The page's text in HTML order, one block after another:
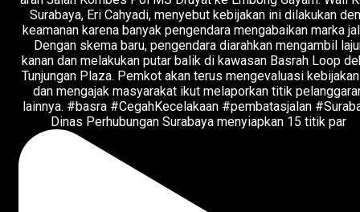
Dinas Perhubungan Surabaya menyiapkan 15 titik par